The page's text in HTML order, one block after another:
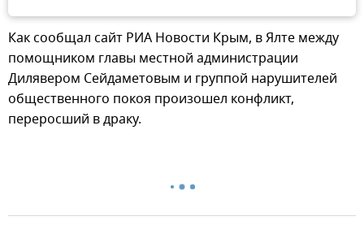
Как сообщал сайт РИА Новости Крым, в Ялте между
помощником главы местной администрации
Дилявером Сейдаметовым и группой нарушителей
общественного покоя произошел конфликт,
переросший в драку.